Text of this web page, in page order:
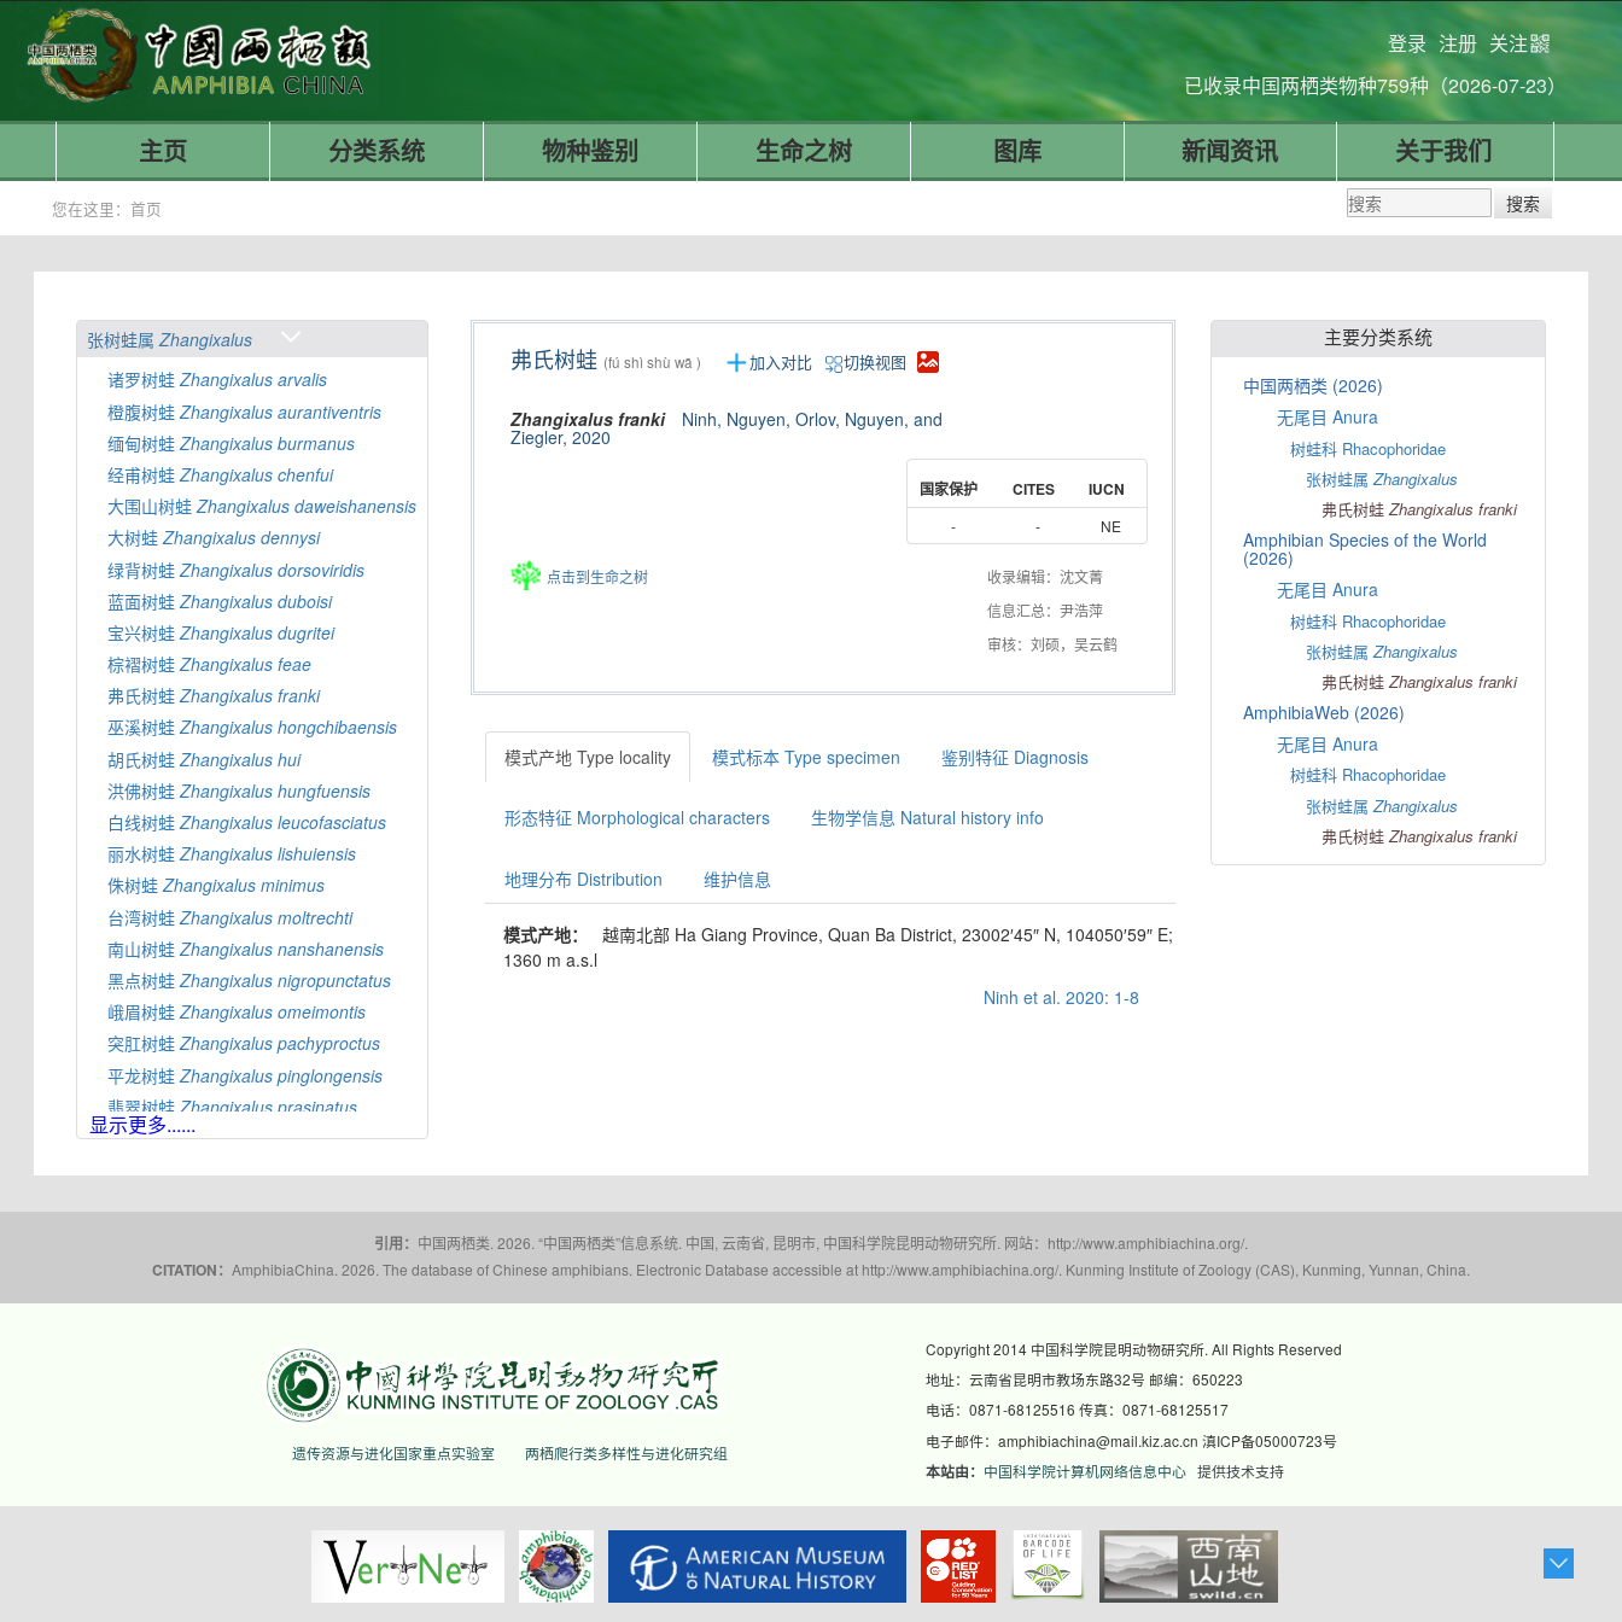
登录 注册 关注
已收录中国两栖类物种759种（2026-07-23）
主页 分类系统 物种鉴别 生命之树 图库 新闻资讯 关于我们
您在这里：首页
张树蛙属Zhangixalus
诸罗树蛙Zhangixalus arvalis
橙腹树蛙Zhangixalus aurantiventris
缅甸树蛙Zhangixalus burmanus
经甫树蛙Zhangixalus chenfui
大围山树蛙Zhangixalus daweishanensis
大树蛙Zhangixalus dennysi
绿背树蛙Zhangixalus dorsoviridis
蓝面树蛙Zhangixalus duboisi
宝兴树蛙Zhangixalus dugritei
棕褶树蛙Zhangixalus feae
弗氏树蛙Zhangixalus franki
巫溪树蛙Zhangixalus hongchibaensis
胡氏树蛙Zhangixalus hui
洪佛树蛙Zhangixalus hungfuensis
白线树蛙Zhangixalus leucofasciatus
丽水树蛙Zhangixalus lishuiensis
侏树蛙Zhangixalus minimus
台湾树蛙Zhangixalus moltrechti
南山树蛙Zhangixalus nanshanensis
黑点树蛙Zhangixalus nigropunctatus
峨眉树蛙Zhangixalus omeimontis
突肛树蛙Zhangixalus pachyproctus
平龙树蛙Zhangixalus pinglongensis
翡翠树蛙 Zhangixalus prasinatus
普洱树蛙Zhangixalus puerensis
白颌大树蛙Zhangixalus smaragdinus
瑶山树蛙Zhangixalus yaoshanensis
Zhangixalus zhoukaiyae
显示更多......
弗氏树蛙 (fú shì shù wā ) 加入对比 切换视图
Zhangixalus franki Ninh, Nguyen, Orlov, Nguyen, and
Ziegler, 2020
国家保护 CITES IUCN
- - NE
点击到生命之树
收录编辑：沈文菁
信息汇总：尹浩萍
审核：刘硕，吴云鹤
模式产地 Type locality 模式标本 Type specimen 鉴别特征 Diagnosis
形态特征 Morphological characters 生物学信息 Natural history info
地理分布 Distribution 维护信息
模式产地：
越南北部 Ha Giang Province, Quan Ba District, 23002′45″ N, 104050′59″ E;
1360 m a.s.l
Ninh et al. 2020: 1-8
主要分类系统
中国两栖类 (2026)
无尾目 Anura
树蛙科 Rhacophoridae
张树蛙属Zhangixalus
弗氏树蛙Zhangixalus franki
Amphibian Species of the World
(2026)
无尾目 Anura
树蛙科 Rhacophoridae
张树蛙属Zhangixalus
弗氏树蛙Zhangixalus franki
AmphibiaWeb (2026)
无尾目 Anura
树蛙科 Rhacophoridae
张树蛙属Zhangixalus
弗氏树蛙Zhangixalus franki
引用： 中国两栖类. 2026. “中国两栖类”信息系统. 中国, 云南省, 昆明市, 中国科学院昆明动物研究所. 网站：http://www.amphibiachina.org/.
CITATION： AmphibiaChina. 2026. The database of Chinese amphibians. Electronic Database accessible at http://www.amphibiachina.org/. Kunming Institute of Zoology (CAS), Kunming, Yunnan, China.
遗传资源与进化国家重点实验室 两栖爬行类多样性与进化研究组
Copyright 2014 中国科学院昆明动物研究所. All Rights Reserved
地址：云南省昆明市教场东路32号 邮编：650223
电话：0871-68125516 传真：0871-68125517
电子邮件：amphibiachina@mail.kiz.ac.cn 滇ICP备05000723号
本站由： 中国科学院计算机网络信息中心提供技术支持